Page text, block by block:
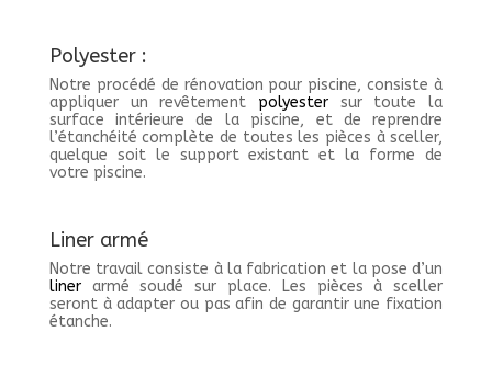
Polyester:
Notre procédé de rénovation pour piscine, consiste à
appliquer un revêtement polyester sur toute la
surface intérieure de la piscine, et de reprendre
l’étanchéité complète de toutes les pièces à sceller,
quelque soit le support existant et la forme de
votre piscine.
Liner armé
Notre travail consiste à la fabrication et la pose d’un
linerarmé soudé sur place. Les pièces à sceller
seront à adapter ou pas afin de garantir une fixation
étanche.